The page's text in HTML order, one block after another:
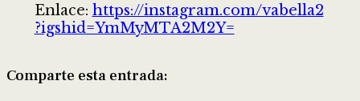
Enlace: https://instagram.com/vabella2
?igshid=YmMyMTA2M2Y=
Comparte esta entrada: